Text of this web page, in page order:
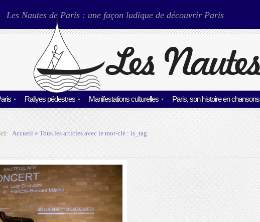
Les Nautes de Paris : une façon ludique de découvrir Paris
Rallyes pédestres Manifestations culturelles Paris, son histoire en chansons
Accueil» Tous les articles avec le mot-clé :is_tag